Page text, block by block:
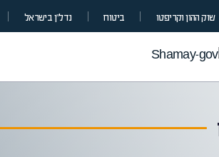
שוק ההון וקריפטו ביטוח נדל”ן בישראל